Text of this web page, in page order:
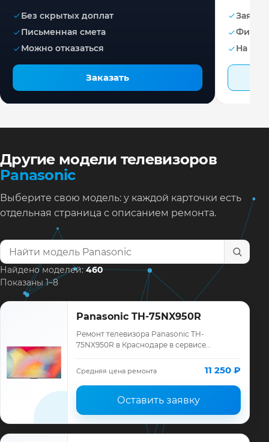
Без скрытых доплат
Письменная смета
Можно отказаться
Заказать
Заявка
На
Другие модели телевизоров
Panasonic
Выберите свою модель: у каждой карточки есть
отдельная страница с описанием ремонта.
Найти модель телевизора
Найдено моделей:460
Показаны 1–8
Panasonic TH-75NX950R
Ремонт телевизора Panasonic TH-
75NX950R в Краснодаре в сервисе
Panasonic, смета до ремонта, запчасти и
гарантия до 12 мес…
Средняя цена ремонта 11 250 ₽
Оставить заявку